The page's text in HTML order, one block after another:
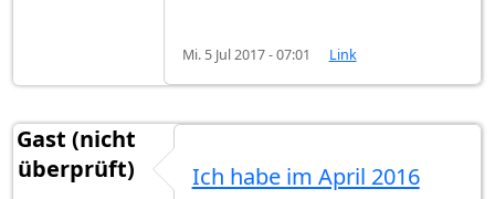
Mi. 5 Jul 2017 - 07:01 Link
Gast (nicht
überprüft)
Ich habe im April 2016